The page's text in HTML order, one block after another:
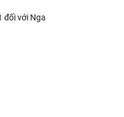
đối với Nga